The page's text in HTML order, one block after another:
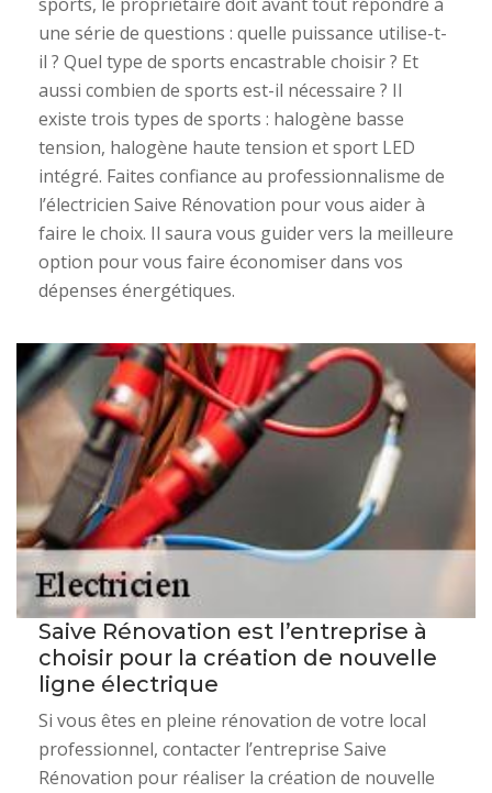
une série de questions : quelle puissance utilise-t-
il ? Quel type de sports encastrable choisir ? Et
aussi combien de sports est-il nécessaire ? Il
existe trois types de sports : halogène basse
tension, halogène haute tension et sport LED
intégré. Faites confiance au professionnalisme de
l’électricien Saive Rénovation pour vous aider à
faire le choix. Il saura vous guider vers la meilleure
option pour vous faire économiser dans vos
dépenses énergétiques.
Saive Rénovation est l’entreprise à
choisir pour la création de nouvelle
ligne électrique
Si vous êtes en pleine rénovation de votre local
professionnel, contacter l’entreprise Saive
Rénovation pour réaliser la création de nouvelle